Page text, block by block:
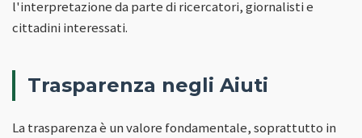
l'interpretazione da parte di ricercatori, giornalisti e
cittadini interessati.
Trasparenza negli Aiuti
La trasparenza è un valore fondamentale, soprattutto in